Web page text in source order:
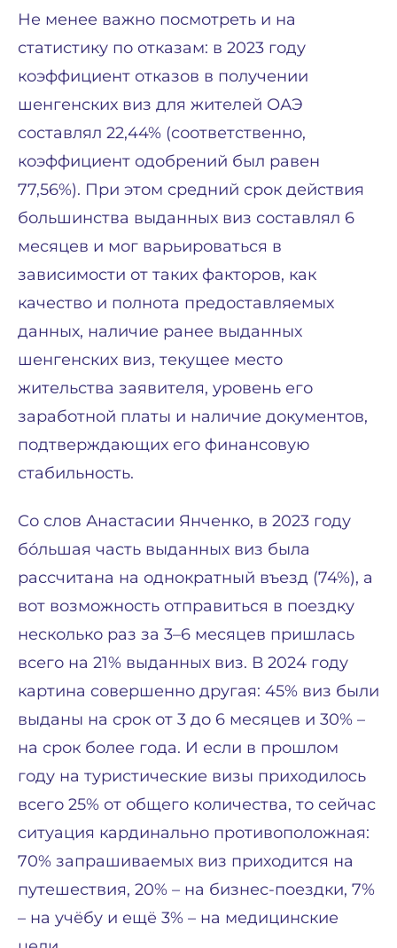
Не менее важно посмотреть и на
статистику по отказам: в 2023 году
коэффициент отказов в получении
шенгенских виз для жителей ОАЭ
составлял 22,44% (соответственно,
коэффициент одобрений был равен
77,56%). При этом средний срок действия
большинства выданных виз составлял 6
месяцев и мог варьироваться в
зависимости от таких факторов, как
качество и полнота предоставляемых
данных, наличие ранее выданных
шенгенских виз, текущее место
жительства заявителя, уровень его
заработной платы и наличие документов,
подтверждающих его финансовую
стабильность.
Со слов Анастасии Янченко, в 2023 году
бо́льшая часть выданных виз была
рассчитана на однократный въезд (74%), а
вот возможность отправиться в поездку
несколько раз за 3–6 месяцев пришлась
всего на 21% выданных виз. В 2024 году
картина совершенно другая: 45% виз были
выданы на срок от 3 до 6 месяцев и 30% –
на срок более года. И если в прошлом
году на туристические визы приходилось
всего 25% от общего количества, то сейчас
ситуация кардинально противоположная:
70% запрашиваемых виз приходится на
путешествия, 20% – на бизнес-поездки, 7%
– на учёбу и ещё 3% – на медицинские